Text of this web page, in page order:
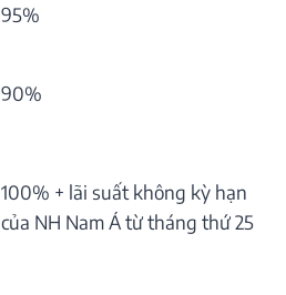
95%
90%
100% + lãi suất không kỳ hạn
của NH Nam Á từ tháng thứ 25